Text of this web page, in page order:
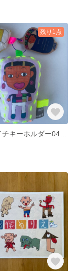
残り1点